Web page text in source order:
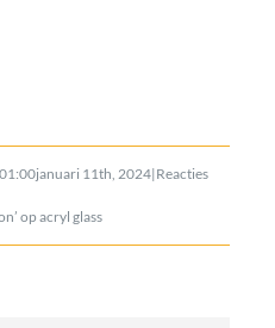
januari 11th, 2024|Reacties
op acryl glass